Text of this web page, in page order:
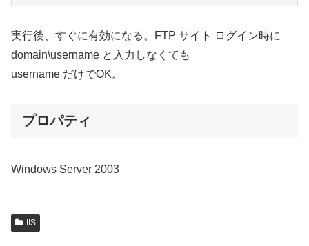
実行後、すぐに有効になる。FTP サイト ログイン時に
domain\username と入力しなくても
username だけでOK。
プロパティ
Windows Server 2003
IIS